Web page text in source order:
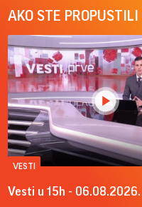
AKO STE PROPUSTILI
VESTI
Vesti u 15h - 06.08.2026.